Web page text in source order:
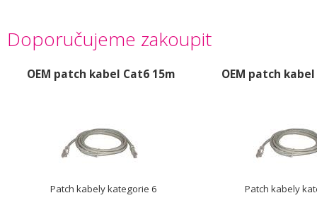
Doporučujeme zakoupit
OEM patch kabel Cat6 15m
Patch kabely kategorie 6
OEM patch
Patch kabely